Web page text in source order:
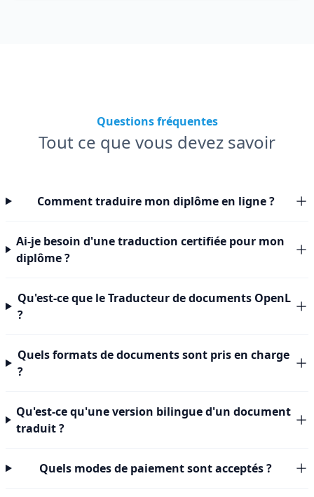
Questions fréquentes
Tout ce que vous devez savoir
Comment traduire mon diplôme en ligne ?
Ai-je besoin d'une traduction certifiée pour mon
diplôme ?
Qu'est-ce que le Traducteur de documents OpenL
?
Quels formats de documents sont pris en charge
?
Qu'est-ce qu'une version bilingue d'un document
traduit ?
Quels modes de paiement sont acceptés ?